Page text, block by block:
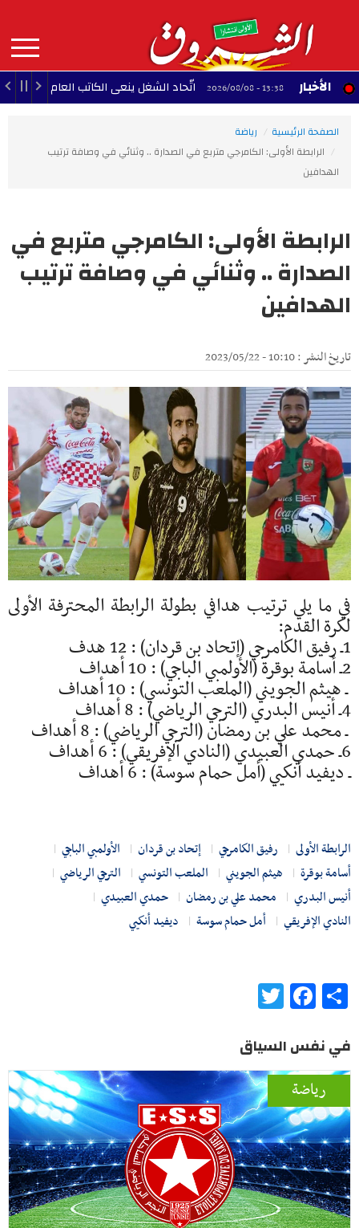
contenu
principal
MAIN
NAVIGATION الأخبار
13:38 - 2026/08/08 اتّحاد الشغل ينعى الكاتب العام لجامعة النقل
الصفحة الرئيسية
رياضة
الرابطة الأولى: الكامرجي متربع في الصدارة .. وثنائي في وصافة ترتيب
الهدافين
الرابطة الأولى: الكامرجي متربع في
الصدارة .. وثنائي في وصافة ترتيب
الهدافين
تاريخ النشر : 10:10 - 2023/05/22
في ما يلي ترتيب هدافي بطولة الرابطة المحترفة الأولى
لكرة القدم:
1ـ رفيق الكامرجي (إتحاد بن قردان) : 12 هدف
2ـ أسامة بوقرة (الأولمبي الباجي) : 10 أهداف
ـ هيثم الجويني (الملعب التونسي) : 10 أهداف
4ـ أنيس البدري (الترجي الرياضي) : 8 أهداف
ـ محمد علي بن رمضان (الترجي الرياضي) : 8 أهداف
6ـ حمدي العبيدي (النادي الإفريقي) : 6 أهداف
ـ ديفيد أنكيي (أمل حمام سوسة) : 6 أهداف
الرابطة الأولى رفيق الكامرجي إتحاد بن قردان
الأولمبي الباجي
أسامة بوقرة
هيثم الجويني الملعب التونسي
الترجي الرياضي
أنيس البدري
محمد علي بن رمضان
حمدي العبيدي
النادي الإفريقي
أمل حمام سوسة ديفيد أنكيي
Share
Facebook
في نفس السياق
رياضة